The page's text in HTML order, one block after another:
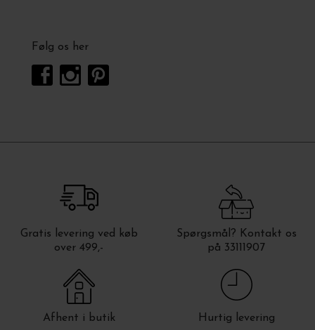
Følg os her
Gratis levering ved køb
over 499,-
Spørgsmål? Kontakt os
på 33111907
Afhent i butik Hurtig levering